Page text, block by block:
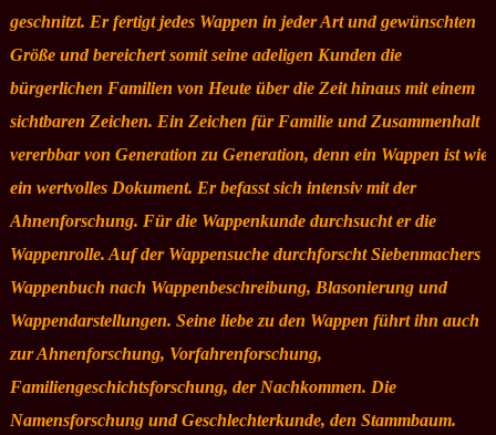
geschnitzt. Er fertigt jedes Wappen in jeder Art und gewünschten
Größe und bereichert somit seine adeligen Kunden die
bürgerlichen Familien von Heute über die Zeit hinaus mit einem
sichtbaren Zeichen. Ein Zeichen für Familie und Zusammenhalt
vererbbar von Generation zu Generation, denn ein Wappen ist wie
ein wertvolles Dokument. Er befasst sich intensiv mit der
Ahnenforschung. Für die Wappenkunde durchsucht er die
Wappenrolle. Auf der Wappensuche durchforscht Siebenmachers
Wappenbuch nach Wappenbeschreibung, Blasonierung und
Wappendarstellungen. Seine liebe zu den Wappen führt ihn auch
zur Ahnenforschung, Vorfahrenforschung,
Familiengeschichtsforschung, der Nachkommen. Die
Namensforschung und Geschlechterkunde, den Stammbaum.